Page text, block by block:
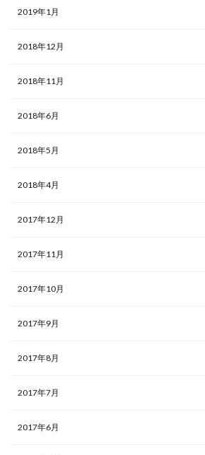
2019年1月
2018年12月
2018年11月
2018年6月
2018年5月
2018年4月
2017年12月
2017年11月
2017年10月
2017年9月
2017年8月
2017年7月
2017年6月